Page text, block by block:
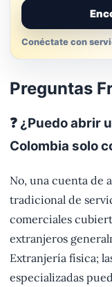
Conéctate con
Preguntas
❓ ¿Puedo abrir
Colombia solo
No, una cuenta de
tradicional de
comerciales
extranjeros
Extranjería física;
especializadas